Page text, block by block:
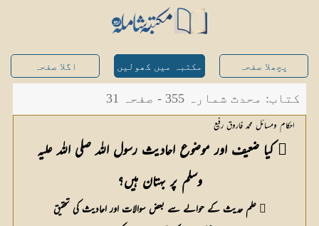
پچھلا صفحہ مکتبہ میں کھولیں اگلا صفحہ
کتاب: محدث شمارہ 355 - صفحہ 31
احکام ومسائل محمد فاروق رفیع
وسلم پر بہتان ہیں؟
 علم حدیث کے حوالے سے بعض سوالات اور احادیث کی تحقیق